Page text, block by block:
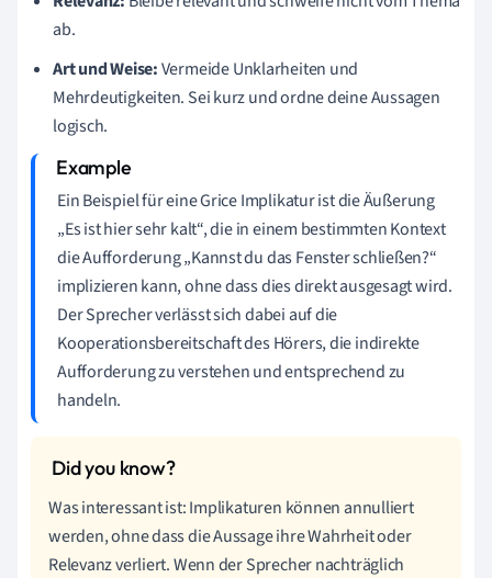
ab.
Art und Weise:Vermeide Unklarheiten und
Mehrdeutigkeiten. Sei kurz und ordne deine Aussagen
logisch.
Ein Beispiel für eine Grice Implikatur ist die Äußerung
„Es ist hier sehr kalt“, die in einem bestimmten Kontext
die Aufforderung „Kannst du das Fenster schließen?“
implizieren kann, ohne dass dies direkt ausgesagt wird.
Der Sprecher verlässt sich dabei auf die
Kooperationsbereitschaft des Hörers, die indirekte
Aufforderung zu verstehen und entsprechend zu
handeln.
Was interessant ist: Implikaturen können annulliert
werden, ohne dass die Aussage ihre Wahrheit oder
Relevanz verliert. Wenn der Sprecher nachträglich